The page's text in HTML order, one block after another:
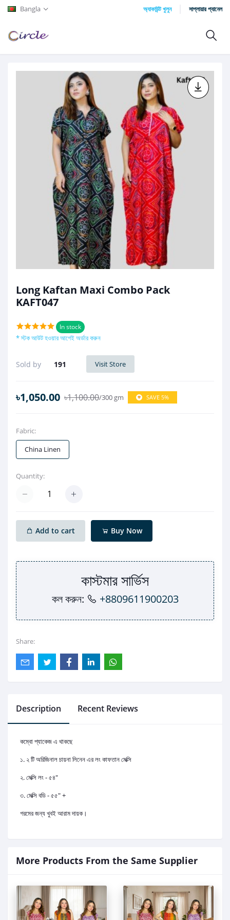
Bangla অ্যাকাউন্ট খুলুন সাপ্লায়ার প্যানেল
Long Kaftan Maxi Combo Pack
KAFT047
In stock
* স্টক আউট হওয়ার আগেই অর্ডার করুন
Sold by 191 Visit Store
৳1,050.00 ৳1,100.00/300 gm SAVE 5%
Fabric:
China Linen
Quantity:
Add to cart Buy Now
কাস্টমার সার্ভিস
কল করুন: +8809611900203
Share:
Description Recent Reviews
কম্বো প্যাকেজ এ থাকছে
১. ২ টি অরিজিনাল চায়না লিনেন এর লং কাফতান মেক্সি
২. মেক্সি লং - ৫৪"
৩. মেক্সি বডি - ৫৫" +
গরমের জন্য খুবই আরাম দায়ক।
More Products From the Same Supplier